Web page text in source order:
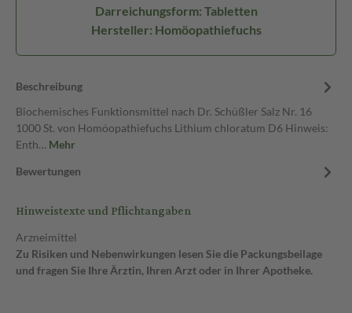
Darreichungsform: Tabletten
Hersteller: Homöopathiefuchs
Beschreibung
Biochemisches Funktionsmittel nach Dr. Schüßler Salz Nr. 16
1000 St. von Homöopathiefuchs Lithium chloratum D6 Hinweis:
Enth… Mehr
Bewertungen
Hinweistexte und Pflichtangaben
Arzneimittel
Zu Risiken und Nebenwirkungen lesen Sie die Packungsbeilage
und fragen Sie Ihre Ärztin, Ihren Arzt oder in Ihrer Apotheke.